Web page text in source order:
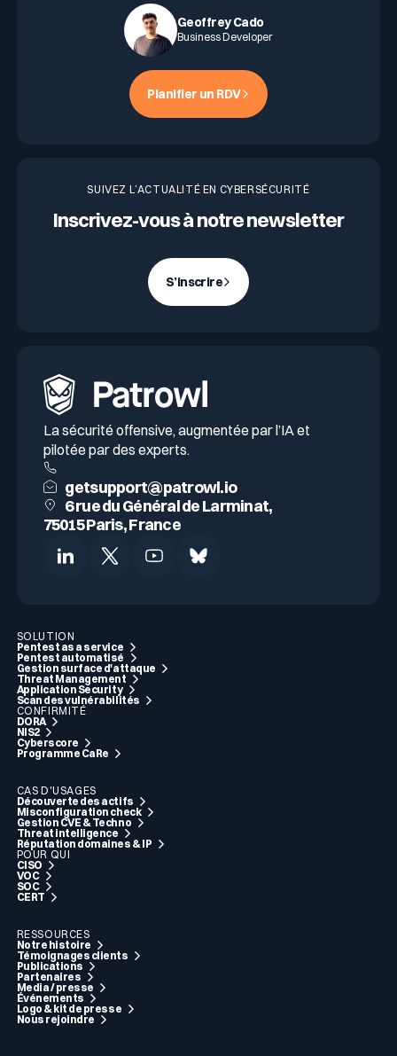
Geoffrey Cado
Business Developer
Planifier un RDV
SUIVEZ L’ACTUALITÉ EN CYBERSÉCURITÉ
Inscrivez-vous à notre newsletter
S’inscrire
La sécurité offensive, augmentée par l’IA et
pilotée par des experts.
getsupport@patrowl.io
6 rue du Général de Larminat,
75015 Paris, France
SOLUTION
Pentest as a service
Pentest automatisé
Gestion surface d'attaque
Threat Management
Application Security
Scan des vulnérabilités
CONFIRMITÉ
DORA
NIS2
Cyberscore
Programme CaRe
CAS D'USAGES
Découverte des actifs
Misconfiguration check
Gestion CVE & Techno
Threat intelligence
Réputation domaines & IP
POUR QUI
CISO
VOC
SOC
CERT
RESSOURCES
Notre histoire
Témoignages clients
Publications
Partenaires
Media / presse
Événements
Logo & kit de presse
Nous rejoindre